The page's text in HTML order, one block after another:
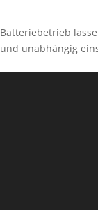
Batteriebetrieb
und unabhängig